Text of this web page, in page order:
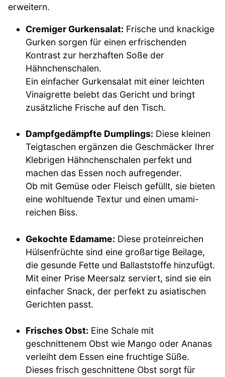
erweitern.
Cremiger Gurkensalat: Frische und knackige
Gurken sorgen für einen erfrischenden
Kontrast zur herzhaften Soße der
Hähnchenschalen.
Ein einfacher Gurkensalat mit einer leichten
Vinaigrette belebt das Gericht und bringt
zusätzliche Frische auf den Tisch.
Dampfgedämpfte Dumplings: Diese kleinen
Teigtaschen ergänzen die Geschmäcker Ihrer
Klebrigen Hähnchenschalen perfekt und
machen das Essen noch aufregender.
Ob mit Gemüse oder Fleisch gefüllt, sie bieten
eine wohltuende Textur und einen umami-
reichen Biss.
Gekochte Edamame: Diese proteinreichen
Hülsenfrüchte sind eine großartige Beilage,
die gesunde Fette und Ballaststoffe hinzufügt.
Mit einer Prise Meersalz serviert, sind sie ein
einfacher Snack, der perfekt zu asiatischen
Gerichten passt.
Frisches Obst: Eine Schale mit
geschnittenem Obst wie Mango oder Ananas
verleiht dem Essen eine fruchtige Süße.
Dieses frisch geschnittene Obst sorgt für